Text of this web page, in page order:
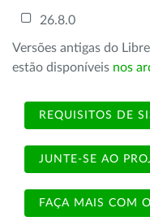
26.8.0
Versões antigas do
estão disponíveis nos
REQUISITOS DE
JUNTE-SE AO
FAÇA MAIS COM